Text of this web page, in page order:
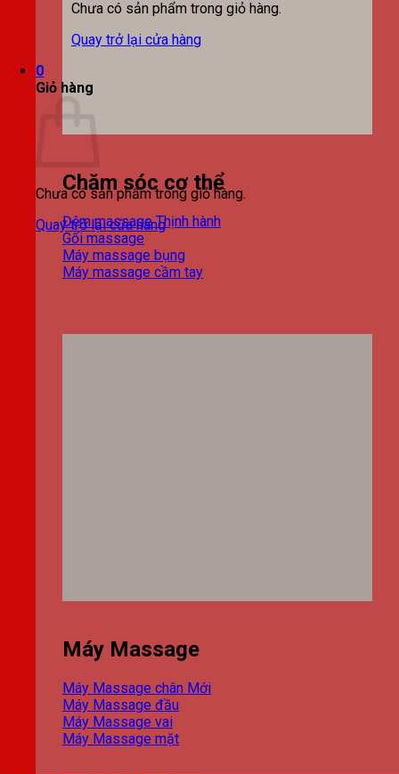
Chưa có sản phẩm trong giỏ hàng.
Quay trở lại cửa hàng
0
Giỏ hàng
Chưa có sản phẩm trong giỏ hàng.
Quay trở lại cửa hàng
Chăm sóc cơ thể
Đệm massage
Gối massage
Máy massage bụng
Máy massage cầm tay
Máy Massage
Máy Massage chân
Máy Massage đầu
Máy Massage vai
Máy Massage mặt